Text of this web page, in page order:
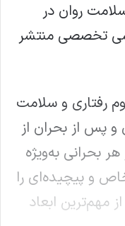
روان در
آموزشی تخصصی منتشر
رفتاری و سلامت
و پس از بحران از
بحرانی به‌ویژه
و پیچیده‌ای را
مهم‌ترین ابعاد